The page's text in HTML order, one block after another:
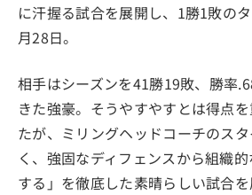
に汗握る試合を展開し、1勝1敗の
月28日。
相手はシーズンを41勝19敗、勝率
きた強豪。そうやすやすとは得点
たが、ミリングヘッドコーチのス
く、強固なディフェンスから組織
する」を徹底した素晴らしい試合